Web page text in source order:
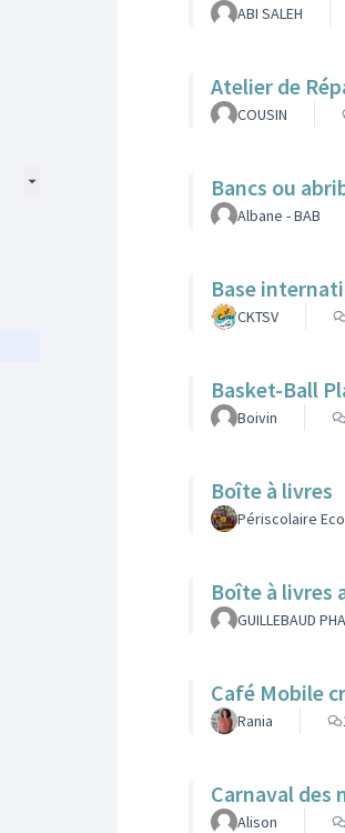
ABI SALEH
Atelier de
COUSIN
Bancs ou
Albane - BAB
Base
CKTSV
Basket-Ball
Boivin
Boîte à livres
Périscolaire
Boîte à livres
GUILLEBAUD
Café Mobile
Rania
Carnaval des
Alison